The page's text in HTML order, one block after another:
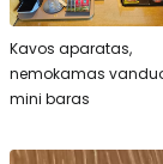
Kavos aparatas,
nemokamas
mini baras